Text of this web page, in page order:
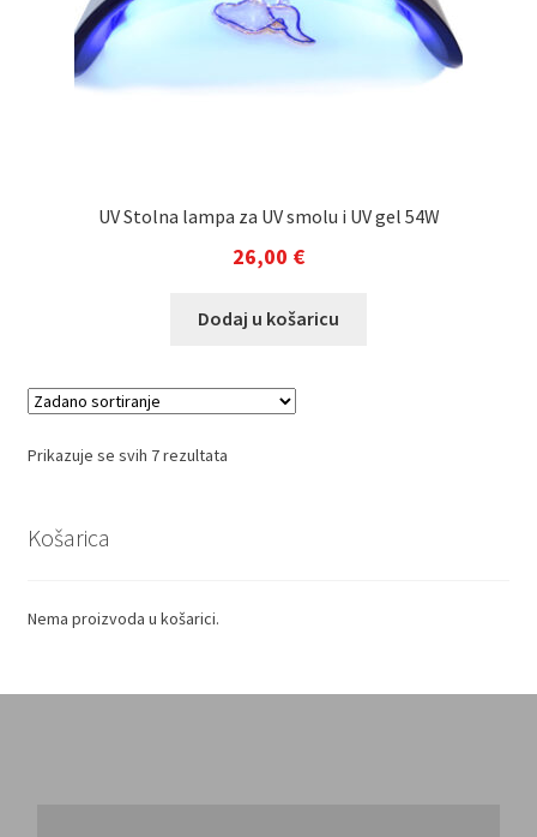
UV Stolna lampa za UV smolu i UV gel 54W
26,00 €
Dodaj u košaricu
Prikazuje se svih 7 rezultata
Košarica
Nema proizvoda u košarici.